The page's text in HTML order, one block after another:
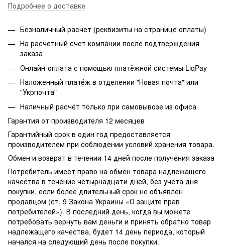
Подробнее о доставке
Безналичный расчет (реквизиты на странице оплаты)
На расчетный счет компании после подтверждения
заказа
Онлайн-оплата с помощью платёжной системы LiqPay
Наложенный платёж в отделении "Новая почта" или
"Укрпочта"
Наличный расчёт только при самовывозе из офиса
Гарантия от производителя 12 месяцев
Гарантийный срок в один год предоставляется
производителем при соблюдении условий хранения товара.
Обмен и возврат в течении 14 дней после получения заказа
Потребитель имеет право на обмен товара надлежащего
качества в течение четырнадцати дней, без учета дня
покупки, если более длительный срок не объявлен
продавцом (ст. 9 Закона Украины «О защите прав
потребителей»). В последний день, когда вы можете
потребовать вернуть вам деньги и принять обратно товар
надлежащего качества, будет 14 день периода, который
начался на следующий день после покупки.